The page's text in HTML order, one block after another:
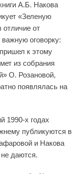
А.Б. Накова
«Зеленую
отличие от
оговорку:
к этому
из собрания
О. Розановой,
появлялась на
1990-х годах
публикуются в
и Накова
даются.